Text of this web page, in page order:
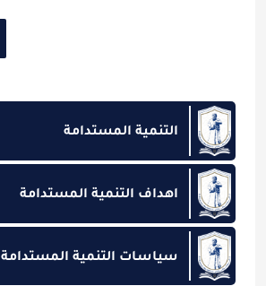
التنمية المستدامة
اهداف التنمية المستدامة
سياسات التنمية المستدامة